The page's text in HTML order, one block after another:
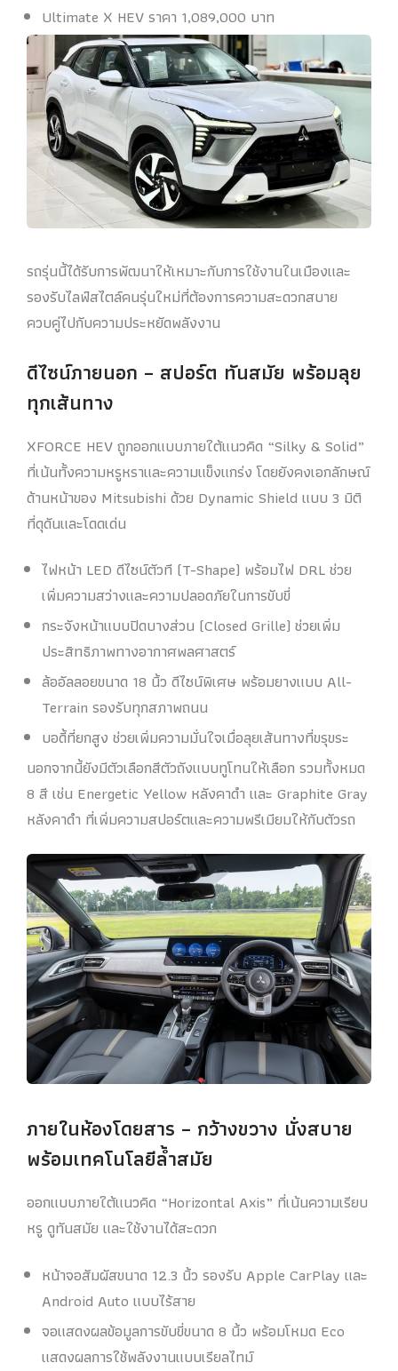
Ultimate X HEV ราคา 1,089,000 บาท
รถรุ่นนี้ได้รับการพัฒนาให้เหมาะกับการใช้งานในเมืองและ
รองรับไลฟ์สไตล์คนรุ่นใหม่ที่ต้องการความสะดวกสบาย
ควบคู่ไปกับความประหยัดพลังงาน
ดีไซน์ภายนอก – สปอร์ต ทันสมัย พร้อมลุย
ทุกเส้นทาง
XFORCE HEV ถูกออกแบบภายใต้แนวคิด “Silky & Solid”
ที่เน้นทั้งความหรูหราและความแข็งแกร่ง โดยยังคงเอกลักษณ์
ด้านหน้าของ Mitsubishi ด้วย Dynamic Shield แบบ 3 มิติ
ที่ดุดันและโดดเด่น
ไฟหน้า LED ดีไซน์ตัวที (T-Shape) พร้อมไฟ DRL ช่วย
เพิ่มความสว่างและความปลอดภัยในการขับขี่
กระจังหน้าแบบปิดบางส่วน (Closed Grille) ช่วยเพิ่ม
ประสิทธิภาพทางอากาศพลศาสตร์
ล้ออัลลอยขนาด 18 นิ้ว ดีไซน์พิเศษ พร้อมยางแบบ All-
Terrain รองรับทุกสภาพถนน
บอดี้ที่ยกสูง ช่วยเพิ่มความมั่นใจเมื่อลุยเส้นทางที่ขรุขระ
นอกจากนี้ยังมีตัวเลือกสีตัวถังแบบทูโทนให้เลือก รวมทั้งหมด
8 สี เช่น Energetic Yellow หลังคาดำ และ Graphite Gray
หลังคาดำ ที่เพิ่มความสปอร์ตและความพรีเมียมให้กับตัวรถ
ภายในห้องโดยสาร – กว้างขวาง นั่งสบาย
พร้อมเทคโนโลยีล้ำสมัย
ออกแบบภายใต้แนวคิด “Horizontal Axis” ที่เน้นความเรียบ
หรู ดูทันสมัย และใช้งานได้สะดวก
หน้าจอสัมผัสขนาด 12.3 นิ้ว รองรับ Apple CarPlay และ
Android Auto แบบไร้สาย
จอแสดงผลข้อมูลการขับขี่ขนาด 8 นิ้ว พร้อมโหมด Eco
แสดงผลการใช้พลังงานแบบเรียลไทม์